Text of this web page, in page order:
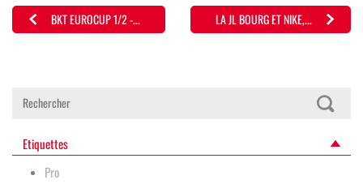
BKT EUROCUP 1/2 -... LA JL BOURG ET NIKE,...
Etiquettes
Pro